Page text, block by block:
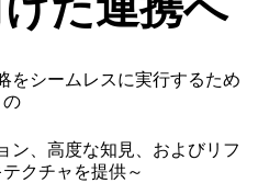
をシームレスに実行するため
の
ン、高度な知見、およびリフ
クチャを提供～